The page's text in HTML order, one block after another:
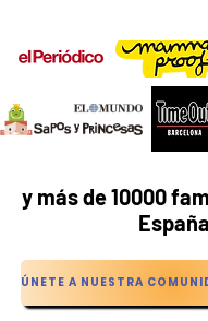
y más de 10000
España